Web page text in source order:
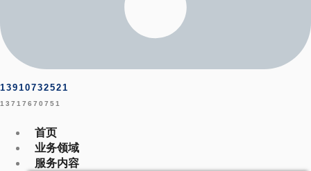
13910732521
13717670751
首页
业务领域
服务内容